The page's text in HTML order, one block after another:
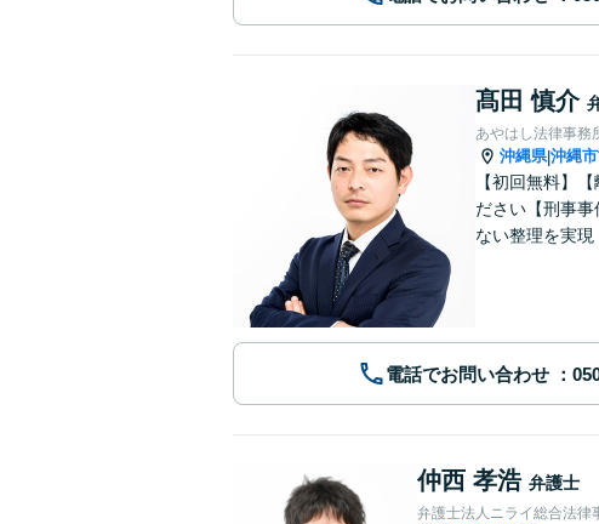
髙田 慎介
あやはし法律事務
沖縄県|沖縄市
【初回無料】
ださい【刑事
ない整理を実現
電話でお問い合わせ
仲西 孝浩 弁護士
弁護士法人ニライ総合法律